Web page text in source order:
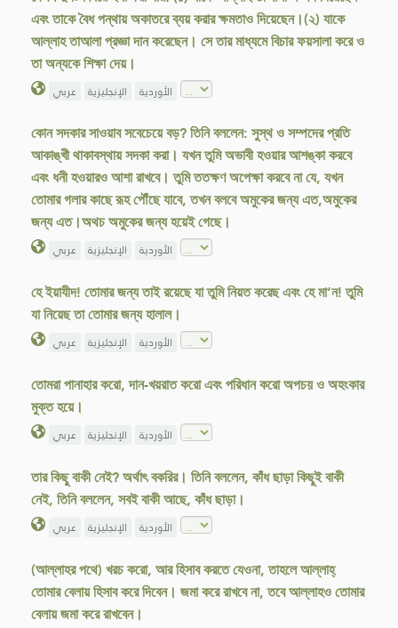
এবং তাকে বৈধ পন্থায় অকাতরে ব্যয় করার ক্ষমতাও দিয়েছেন।(২) যাকে
আল্লাহ তাআলা প্রজ্ঞা দান করেছেন। সে তার মাধ্যমে বিচার ফয়সালা করে ও
তা অন্যকে শিক্ষা দেয়।
عربي الإنجليزية الأوردية
কোন সদকার সাওয়াব সবেচেয়ে বড়? তিনি বললেন: সুস্থ ও সম্পদের প্রতি
আকাঙ্খী থাকাবস্থায় সদকা করা। যখন তুমি অভাবী হওয়ার আশঙ্কা করবে
এবং ধনী হওয়ারও আশা রাখবে। তুমি ততক্ষণ অপেক্ষা করবে না যে, যখন
তোমার গলার কাছে রূহ পৌঁছে যাবে, তখন বলবে অমুকের জন্য এত,অমুকের
জন্য এত।অথচ অমুকের জন্য হয়েই গেছে।
عربي الإنجليزية الأوردية
হে ইয়াযীদ! তোমার জন্য তাই রয়েছে যা তুমি নিয়ত করেছ এবং হে মা‘ন! তুমি
যা নিয়েছ তা তোমার জন্য হালাল।
عربي الإنجليزية الأوردية
তোমরা পানাহার করো, দান-খয়রাত করো এবং পরিধান করো অপচয় ও অহংকার
মুক্ত হয়ে।
عربي الإنجليزية الأوردية
তার কিছু্ বাকী নেই? অর্থাৎ বকরির। তিনি বললেন, কাঁধ ছাড়া কিছু্ই বাকী
নেই, তিনি বললেন, সবই বাকী আছে, কাঁধ ছাড়া।
عربي الإنجليزية الأوردية
(আল্লাহর পথে) খরচ করো, আর হিসাব করতে যেওনা, তাহলে আল্লাহ্
তোমার বেলায় হিসাব করে দিবেন। জমা করে রাখবে না, তবে আল্লাহও তোমার
বেলায় জমা করে রাখবেন।